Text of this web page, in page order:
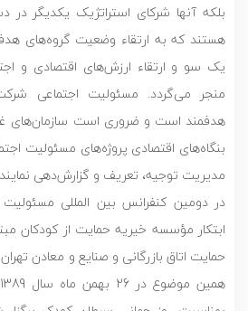
بلکه آنها شرکای استراتژیک یکدیگر
هستند که به ارتقاء وضعیت گروه‌های
یک سو و ارتقاء ارزش‌های اقتصادی و
منجر می‌گردد. مسئولیت اجتماعی
هدفمند است و ضروری است سازمان‌های
بنگاه‌های اقتصادی پروژه‌های مسئولیت
مدیریت توجیه، تعریف و گزارش‌دهی
در دومین کنفرانس بین المللی
ابتکار مؤسسه خیریه حمایت از کودکان
حمایت اتاق بازرگانی و صنایع و معادن